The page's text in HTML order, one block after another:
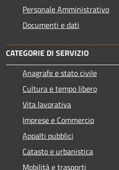
Personale Amministrativo
Documenti e dati
CATEGORIE DI SERVIZIO
Anagrafe e stato civile
Cultura e tempo libero
Vita lavorativa
Imprese e Commercio
Appalti pubblici
Catasto e urbanistica
Mobilità e trasporti